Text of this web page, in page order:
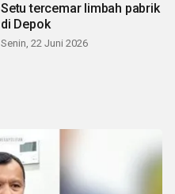
Setu tercemar limbah pabrik
di Depok
Senin, 22 Juni 2026